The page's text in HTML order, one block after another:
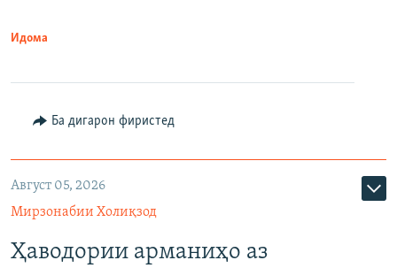
Идома
Ба дигарон фиристед
Август 05, 2026
Мирзонабии Холиқзод
Ҳаводории арманиҳо аз